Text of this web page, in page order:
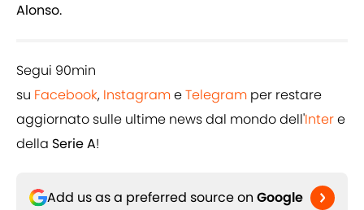
Alonso.
Segui 90min
su Facebook, InstagrameTelegram per restare
aggiornato sulle ultime news dal mondo dell'Intere
della Serie A!
Add us as a preferred source on Google